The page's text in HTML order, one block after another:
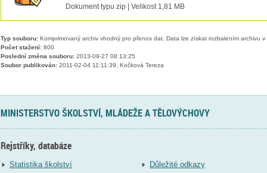
Dokument typu zip | Velikost 1,81 MB
Typ souboru:Komprimovaný archiv vhodný pro přenos dat. Data lze získat rozbalením archivu
Počet stažení:800
Poslední změna souboru:2013-09-27 08:13:25
Soubor publikován:2011-02-04 11:11:39, Kočková Tereza
MINISTERSTVO ŠKOLSTVÍ, MLÁDEŽE A TĚLOVÝCHOVY
Rejstříky, databáze
Statistika školství
Důležité odkazy